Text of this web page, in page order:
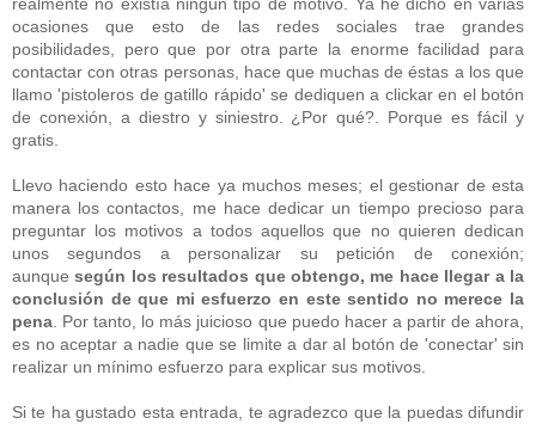
realmente no existía ningún tipo de motivo. Ya he dicho en varias
ocasiones que esto de las redes sociales trae grandes
posibilidades, pero que por otra parte la enorme facilidad para
contactar con otras personas, hace que muchas de éstas a los que
llamo 'pistoleros de gatillo rápido' se dediquen a clickar en el botón
de conexión, a diestro y siniestro. ¿Por qué?. Porque es fácil y
gratis.
Llevo haciendo esto hace ya muchos meses; el gestionar de esta
manera los contactos, me hace dedicar un tiempo precioso para
preguntar los motivos a todos aquellos que no quieren dedican
unos segundos a personalizar su petición de conexión;
aunquesegún los resultados que obtengo, me hace llegar a la
conclusión de que mi esfuerzo en este sentido no merece la
pena. Por tanto, lo más juicioso que puedo hacer a partir de ahora,
es no aceptar a nadie que se limite a dar al botón de 'conectar' sin
realizar un mínimo esfuerzo para explicar sus motivos.
Si te ha gustado esta entrada, te agradezco que la puedas difundir